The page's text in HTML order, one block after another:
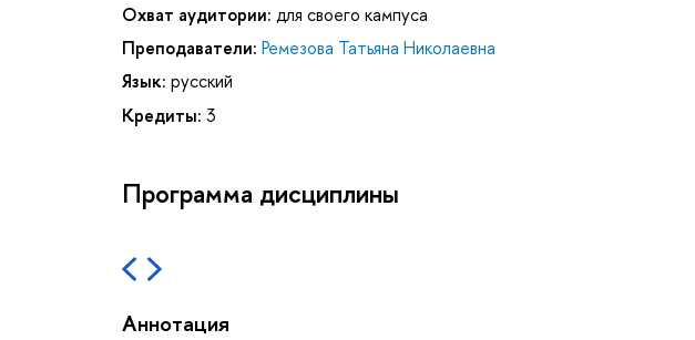
Охват аудитории: для своего кампуса
Преподаватели: Ремезова Татьяна Николаевна
Язык: русский
Кредиты: 3
Программа дисциплины
Аннотация